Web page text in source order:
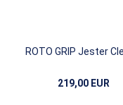
ROTO GRIP Jester
219,00 EUR